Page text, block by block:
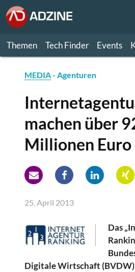
Themen Tech Finder Events
MEDIA- Agenturen
machen über
Millionen Euro
25. April 2013
Das
Digitale Wirtschaft (BVDW)